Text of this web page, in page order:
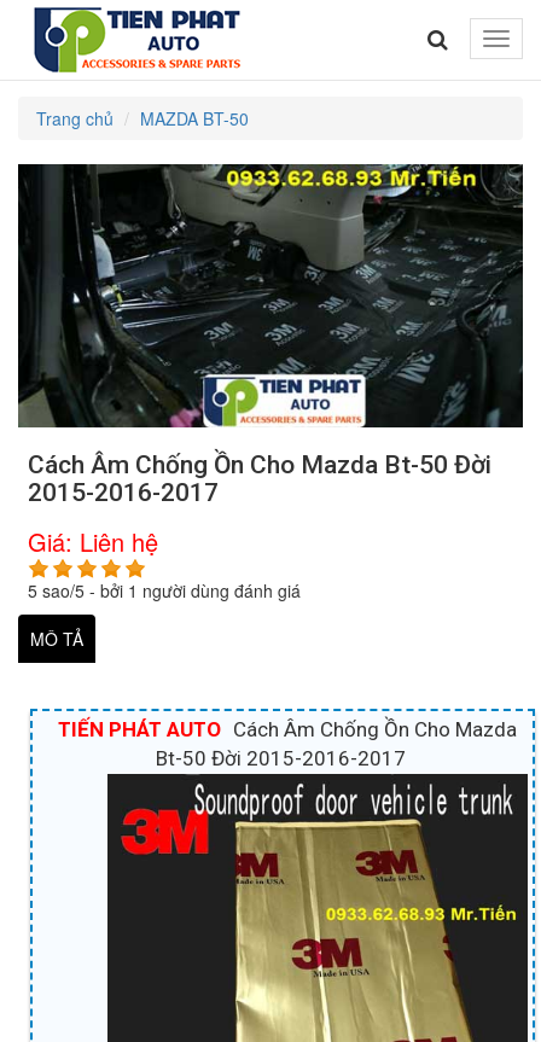
Toggle
Trang chủ MAZDA BT-50
Cách Âm Chống Ồn Cho Mazda Bt-50 Đời
2015-2016-2017
Giá: Liên hệ
5 sao/5 - bởi 1 người dùng đánh giá
MÔ TẢ
TIẾN PHÁT AUTO Cách Âm Chống Ồn Cho Mazda
Bt-50 Đời 2015-2016-2017